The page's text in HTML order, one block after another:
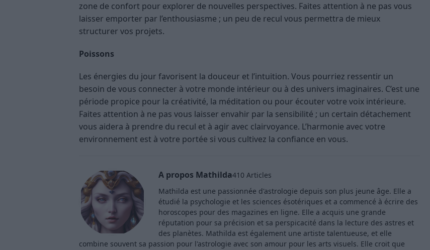
zone de confort pour explorer de nouvelles perspectives. Faites attention à ne pas vous
laisser emporter par l’enthousiasme ; un peu de recul vous permettra de mieux
structurer vos projets.
Poissons
Les énergies du jour favorisent la douceur et l’intuition. Vous pourriez ressentir un
besoin de vous connecter à votre monde intérieur ou à des univers imaginaires. C’est une
période propice pour la créativité, la méditation ou pour écouter votre voix intérieure.
Faites attention à ne pas vous laisser envahir par la sensibilité ; un certain détachement
vous aidera à prendre du recul et à agir avec clairvoyance. L’harmonie avec votre
environnement est à votre portée si vous cultivez la confiance en vous.
A propos Mathilda410 Articles
Mathilda est une passionnée d'astrologie depuis son plus jeune âge. Elle a
étudié la psychologie et les sciences ésotériques et a commencé à écrire des
horoscopes pour des magazines en ligne. Elle a acquis une grande
réputation pour sa précision et sa perspicacité dans la lecture des astres et
des planètes. Mathilda est également une artiste talentueuse, et elle
combine souvent sa passion pour l'astrologie avec son amour pour les arts visuels. Elle croit que